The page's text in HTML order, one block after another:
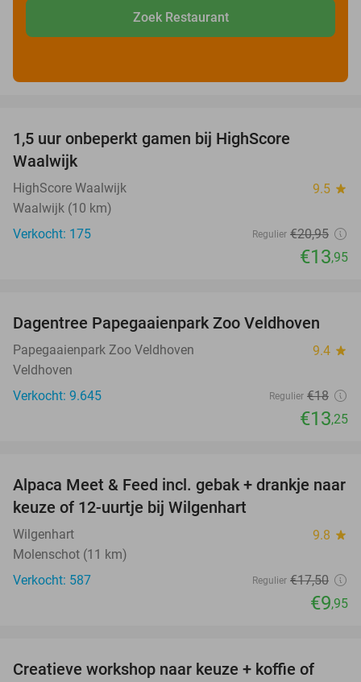
Zoek Restaurant
1,5 uur onbeperkt gamen bij HighScore
Waalwijk
HighScore Waalwijk 9.5 star
Waalwijk (10 km)
Verkocht: 175
Regulier €20,95
€13,95
26%
Dagentree Papegaaienpark Zoo Veldhoven
Papegaaienpark Zoo Veldhoven 9.4 star
Veldhoven
Verkocht: 9.645
Regulier €18
€13,25
43%
Alpaca Meet & Feed incl. gebak + drankje naar
keuze of 12-uurtje bij Wilgenhart
Wilgenhart 9.8 star
Molenschot (11 km)
Verkocht: 587
Regulier €17,50
€9,95
26%
Creatieve workshop naar keuze + koffie of